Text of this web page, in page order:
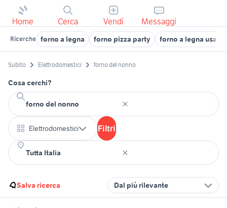
Home Cerca Vendi Messaggi
Ricerche forno a legna forno pizza party forno a legna usato
Subito Elettrodomestici forno del nonno
Cosa cerchi?
Elettrodomestici Filtri
Salva ricerca Dal più rilevante